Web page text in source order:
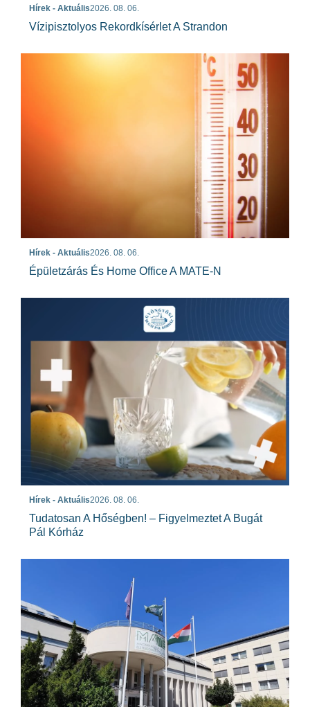
Hírek - Aktuális2026. 08. 06.
Vízipisztolyos Rekordkísérlet A Strandon
Hírek - Aktuális2026. 08. 06.
Épületzárás És Home Office A MATE-N
Hírek - Aktuális2026. 08. 06.
Tudatosan A Hőségben! – Figyelmeztet A Bugát
Pál Kórház